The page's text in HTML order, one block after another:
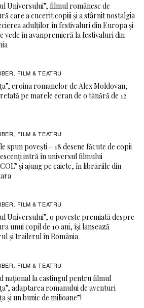
Universului”, filmul românesc de
care a cucerit copiii și a stârnit nostalgia
adulților în festivaluri din Europa și
vede în avanpremieră la festivaluri din
, FILM & TEATRU
eroina romanelor de Alex Moldovan,
pe marele ecran de o tânără de 12
, FILM & TEATRU
spun povești – 18 desene făcute de copii
intră în universul filmului
și ajung pe caiete, în librăriile din
, FILM & TEATRU
Universului”, o poveste premiată despre
unui copil de 10 ani, își lansează
și trailerul în România
, FILM & TEATRU
național la castingul pentru filmul
adaptarea romanului de aventuri
și un bunic de milioane”!